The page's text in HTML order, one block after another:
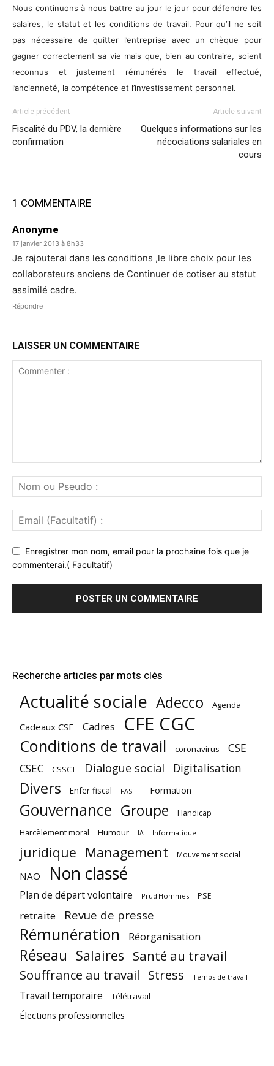
Nous continuons à nous battre au jour le jour pour défendre les
salaires, le statut et les conditions de travail. Pour qu’il ne soit
pas nécessaire de quitter l’entreprise avec un chèque pour
gagner correctement sa vie mais que, bien au contraire, soient
reconnus et justement rémunérés le travail effectué,
l’ancienneté, la compétence et l’investissement personnel.
Article précédent
Fiscalité du PDV, la dernière
confirmation
Article suivant
Quelques informations sur les
nécociations salariales en
cours
1 COMMENTAIRE
Anonyme
17 janvier 2013 à 8h33
Je rajouterai dans les conditions ,le libre choix pour les
collaborateurs anciens de Continuer de cotiser au statut
assimilé cadre.
Répondre
LAISSER UN COMMENTAIRE
Enregistrer mon nom, email pour la prochaine fois que je
commenterai.( Facultatif)
Recherche articles par mots clés
Actualité sociale Adecco Agenda
Cadeaux CSE Cadres CFE CGC
Conditions de travail coronavirus CSE
CSEC CSSCT Dialogue social Digitalisation
Divers Enfer fiscal FASTT Formation
Gouvernance Groupe Handicap
Harcèlement moral Humour IA Informatique
juridique Management Mouvement social
NAO Non classé
Plan de départ volontaire Prud'Hommes PSE
retraite Revue de presse
Rémunération Réorganisation
Réseau Salaires Santé au travail
Souffrance au travail Stress Temps de travail
Travail temporaire Télétravail
Élections professionnelles